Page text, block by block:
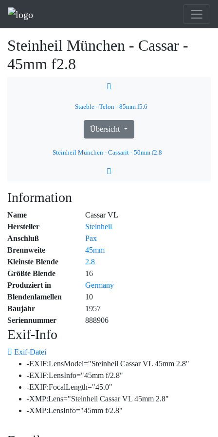
Steinheil München - Cassar -
45mm f2.8
Staeble - Telon - 85mm f5.6
Übersicht
Steinheil München - Cassarit - 50mm f2.8
Information
Name
Cassar VL
Hersteller
Steinheil
Anschluß
Pax
Brennweite
45mm
Kleinste Blende
2.8
Größte Blende
16
Produziert in
Germany
Blendenlamellen
10
Baujahr
1957
Seriennummer
888906
Exif-Info
Exif-Datei
-EXIF:LensModel="Steinheil Cassar VL 45mm 2.8"
-EXIF:LensInfo="45mm f/2.8"
-EXIF:FocalLength="45.0"
-XMP:Lens="Steinheil Cassar VL 45mm 2.8"
-XMP:LensInfo="45mm f/2.8"